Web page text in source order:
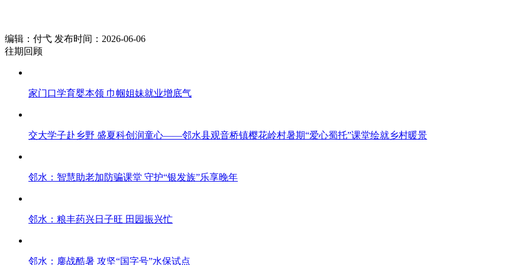
编辑：付弋 发布时间：2026-06-06
往期回顾
家门口学育婴本领 巾帼姐妹就业增底气
交大学子赴乡野 盛夏科创润童心——邻水县观音桥镇樱花岭村暑期“爱心蜀托”课堂绘就乡村暖景
邻水：智慧助老加防骗课堂 守护“银发族”乐享晚年
邻水：粮丰药兴日子旺 田园振兴忙
邻水：鏖战酷暑 攻坚“国字号”水保试点